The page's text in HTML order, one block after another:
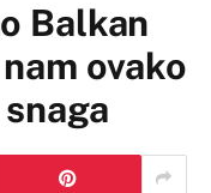
Balkan
ovako